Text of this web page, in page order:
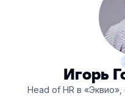
Игорь
Head of HR в